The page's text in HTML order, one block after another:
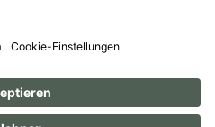
Mehrwertsteuer zzgl.
Datenschutz